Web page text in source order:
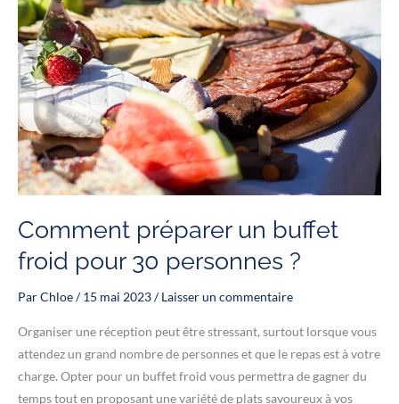
Comment préparer un buffet
froid pour 30 personnes ?
ParChloe/15 mai 2023/Laisser un commentaire
Organiser une réception peut être stressant, surtout lorsque vous
attendez un grand nombre de personnes et que le repas est à votre
charge. Opter pour un buffet froid vous permettra de gagner du
temps tout en proposant une variété de plats savoureux à vos